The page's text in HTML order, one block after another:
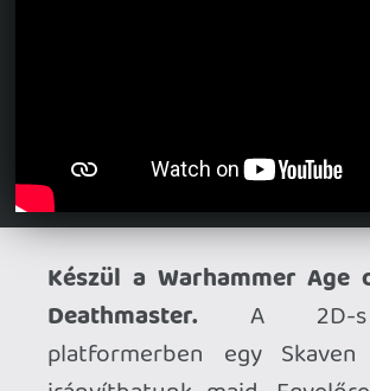
játéktermi széria visszatérése, a hivatalos
oldalakon azonban most egy teaser
poszt is feltűnt, így hamarosan jó eséllyel
sor kerül a készülő játék leleplezésére is.